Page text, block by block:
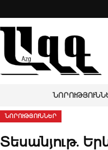
to
content
ՆՈՐՈՒԹՅՈՒՆՆԵՐ
Տեսանյութ.